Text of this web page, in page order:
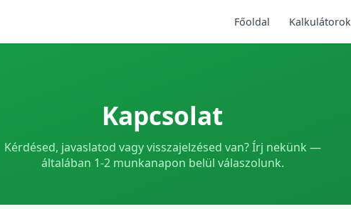
Főoldal Kalkulátorok
Kapcsolat
Kérdésed, javaslatod vagy visszajelzésed van? Írj nekünk —
általában 1-2 munkanapon belül válaszolunk.